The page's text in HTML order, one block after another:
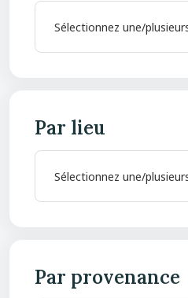
Par lieu
Par provenance